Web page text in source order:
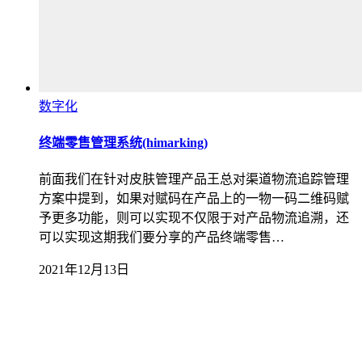
数字化
终端零售管理系统(himarking)
前面我们在针对皮肤管理产品王总对渠道物流追踪管理
方案中提到，如果对赋码在产品上的一物一码二维码赋
予更多功能，则可以实现不仅限于对产品物流追溯，还
可以实现这期我们要分享的产品终端零售…
2021年12月13日